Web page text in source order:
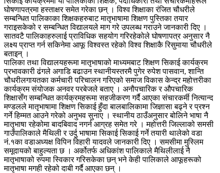
घोषणापत्रमा हस्ताक्षर समेत गरेका छन् । विश्व शिक्षाका रंजित चौधरीले
सम्बन्धित पालिकाका शिक्षकहरुबाट मातृभाषामा शिक्षण पुस्तिका तयार
गराइसकेको र सम्बन्धित विद्यालयले माग गरे उपलब्ध गराउने जानकारी दिए ।
सातवटै पालिकाहरुलाई प्राविधिक सहयोग गरिरहेकोले घोषणापत्र अनुसार नै
लक्ष्य प्राप्त गर्न सकिनेमा आफू विश्वस्त रहेको विश्व शिक्षाकै रिसुमाया चौधरीले
बताइन् ।
पालिका तथा विद्यालयहरूमा मातृभाषाको माध्यमबाट शिक्षण सिकाई कार्यक्रम
प्रभावकारी ढंगले अगाडि बढाउन स्थानीयस्तरमै पुगेर रुपेश पासवान, शान्ति
चौधरीलगायतका कर्मचारी परिचालन गरिएको समाज विकास केन्द्र महोत्तरीका
कार्यक्रम संयोजक अनवर परबेजले बताए । अनौपचारिक र औपचारिक
शिक्षासँग सम्बन्धित कार्यक्रमहरूमा सहजीकरण गर्दै आएका संचारकर्मी नित्यान्द
मण्डलले मातृभाषामा शिक्षण सिकाई हुँदा बालबालिकामा जिज्ञासा बढ्ने र प्रश्न
गर्ने हिम्मत आउने गरेको अनुभव सुनाए । स्थानीय ठाउँअनुसार बोलिने भाषा नै
मातृभाषा रहेकोमा बादबिवाद नगर्न आग्रह समेत गरे । महोत्तरी जिल्लाको समसी
गाउँपालिकाले मैथिली र उर्दु भाषामा सिकाई सिकाई गर्ने तयारी थालेको वडा
नं.१का वडाअध्यक्ष विपिन विहारी यादवले जानकारी दिए । समसीमा मुस्लिम
समूदायको बाहुल्यता छ । अर्कोतर्फ अधिकांश पालिकाले मैथिलीलाई नै
मातृभाषाको रुपमा स्विकार गरिसकेका छन् भने केही पालिकाले आफूहरूको
मातृभाषा मगही रहेको दाबी गर्दै आएका छन् ।